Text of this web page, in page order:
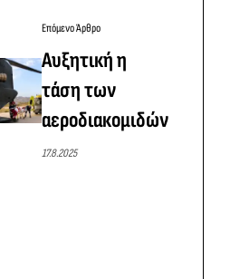
Επόμενο Άρθρο
Αυξητική η
τάση των
αεροδιακομιδών
17.8.2025